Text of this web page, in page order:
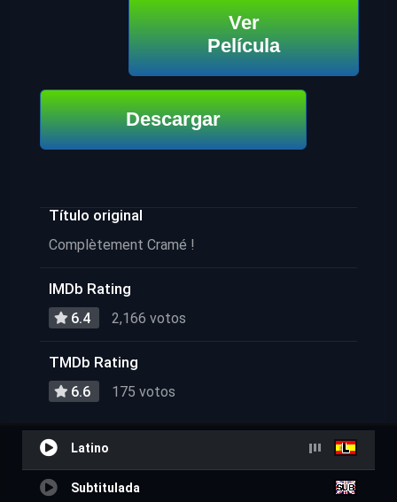
Ver
Película
Descargar
Título original
Complètement Cramé !
IMDb Rating
6.4 2,166 votos
TMDb Rating
6.6 175 votos
Latino
Subtitulada